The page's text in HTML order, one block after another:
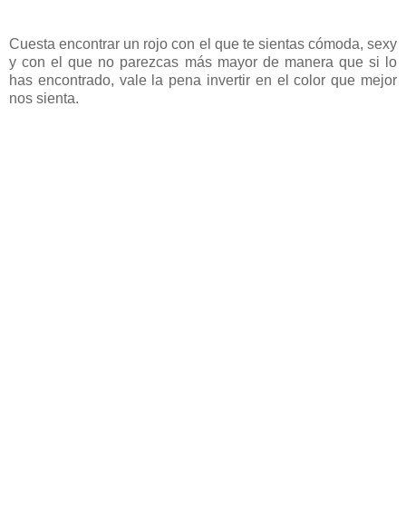
Cuesta encontrar un rojo con el que te sientas cómoda, sexy
y con el que no parezcas más mayor de manera que si lo
has encontrado, vale la pena invertir en el color que mejor
nos sienta.